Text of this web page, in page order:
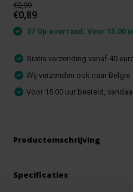
€0,99
€0,89
37 Op voorraad: Voor 15:00
Gratis verzending vanaf 40
Wij verzenden ook naar Belgie
Voor 15.00 uur besteld,
Productomschrijving
Specificaties